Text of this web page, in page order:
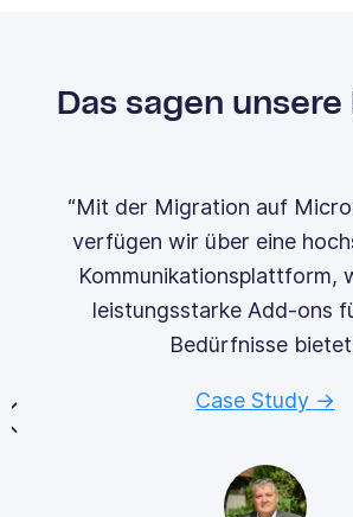
Das sagen
“Wir haben uns für ein
Service Desk entschieden und
Steigerung der User-
Case Study →